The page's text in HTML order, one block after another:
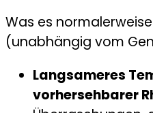
Was es normalerweise
(unabhängig vom
Langsameres
vorhersehbarer